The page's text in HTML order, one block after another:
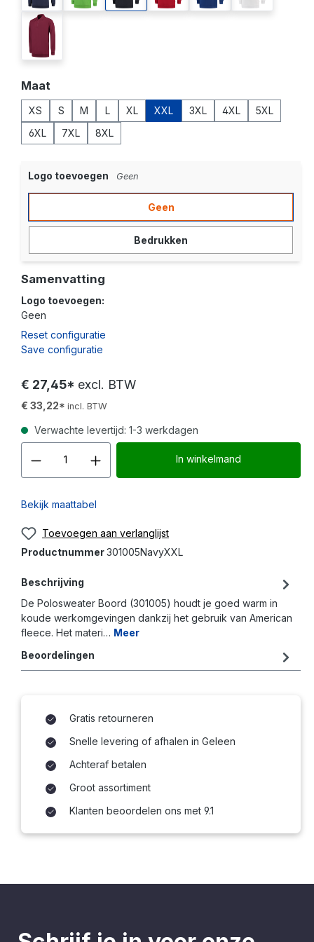
wine
Selecteer
Maat
XS S M L XL XXL 3XL 4XL
5XL
6XL
7XL 8XL
Logo toevoegen Geen
Geen
Bedrukken
Samenvatting
Logo toevoegen:
Geen
Reset configuratie
Save configuratie
€ 27,45* excl. BTW
€ 33,22* incl. BTW
Verwachte levertijd: 1-3 werkdagen
Producthoeveelheid:
In winkelmand
Bekijk maattabel
Toevoegen aan verlanglijst
Productnummer301005NavyXXL
Beschrijving
De Polosweater Boord (301005) houdt je goed warm in
koude werkomgevingen dankzij het gebruik van American
fleece. Het materi… Meer
Beoordelingen
Gratis retourneren
Snelle levering of afhalen in Geleen
Achteraf betalen
Groot assortiment
Klanten beoordelen ons met 9.1